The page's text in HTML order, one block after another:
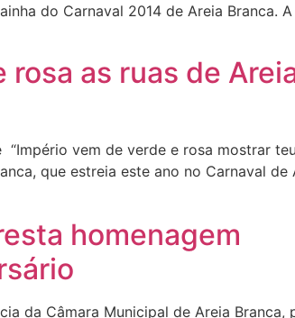
do Carnaval 2014 de Areia Branca. A
as ruas de
vem de verde e rosa mostrar teu
que estreia este ano no Carnaval de
homenagem
da Câmara Municipal de Areia Branca,